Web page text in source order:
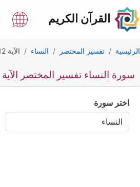
القرآن الكريم
الرئيسية تفسير المختصر النساء الآية 12
سورة النساء تفسير المختصر الآية 12
اختر سورة